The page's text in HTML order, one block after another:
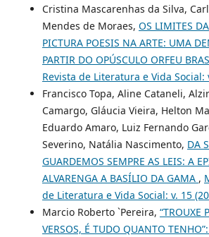
Cristina Mascarenhas da Silva,
Mendes de Moraes, OS LIMITES
PICTURA POESIS NA ARTE: UMA
PARTIR DO OPÚSCULO ORFEU
Revista de Literatura e Vida Social:
Francisco Topa, Aline Cataneli,
Camargo, Gláucia Vieira, Helton
Eduardo Amaro, Luiz Fernando
Severino, Natália Nascimento, DA
GUARDEMOS SEMPRE AS LEIS: A
ALVARENGA A BASÍLIO DA GAMA ,
de Literatura e Vida Social: v. 15
Marcio Roberto `Pereira, “TROUXE
VERSOS, É TUDO QUANTO